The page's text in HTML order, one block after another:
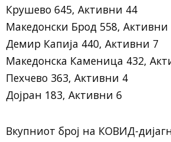
Крушево 645, Активни 44
Македонски Брод 558, Активни
Демир Капија 440, Активни 7
Македонска Каменица 432,
Пехчево 363, Активни 4
Дојран 183, Активни 6
Вкупниот број на КОВИД-